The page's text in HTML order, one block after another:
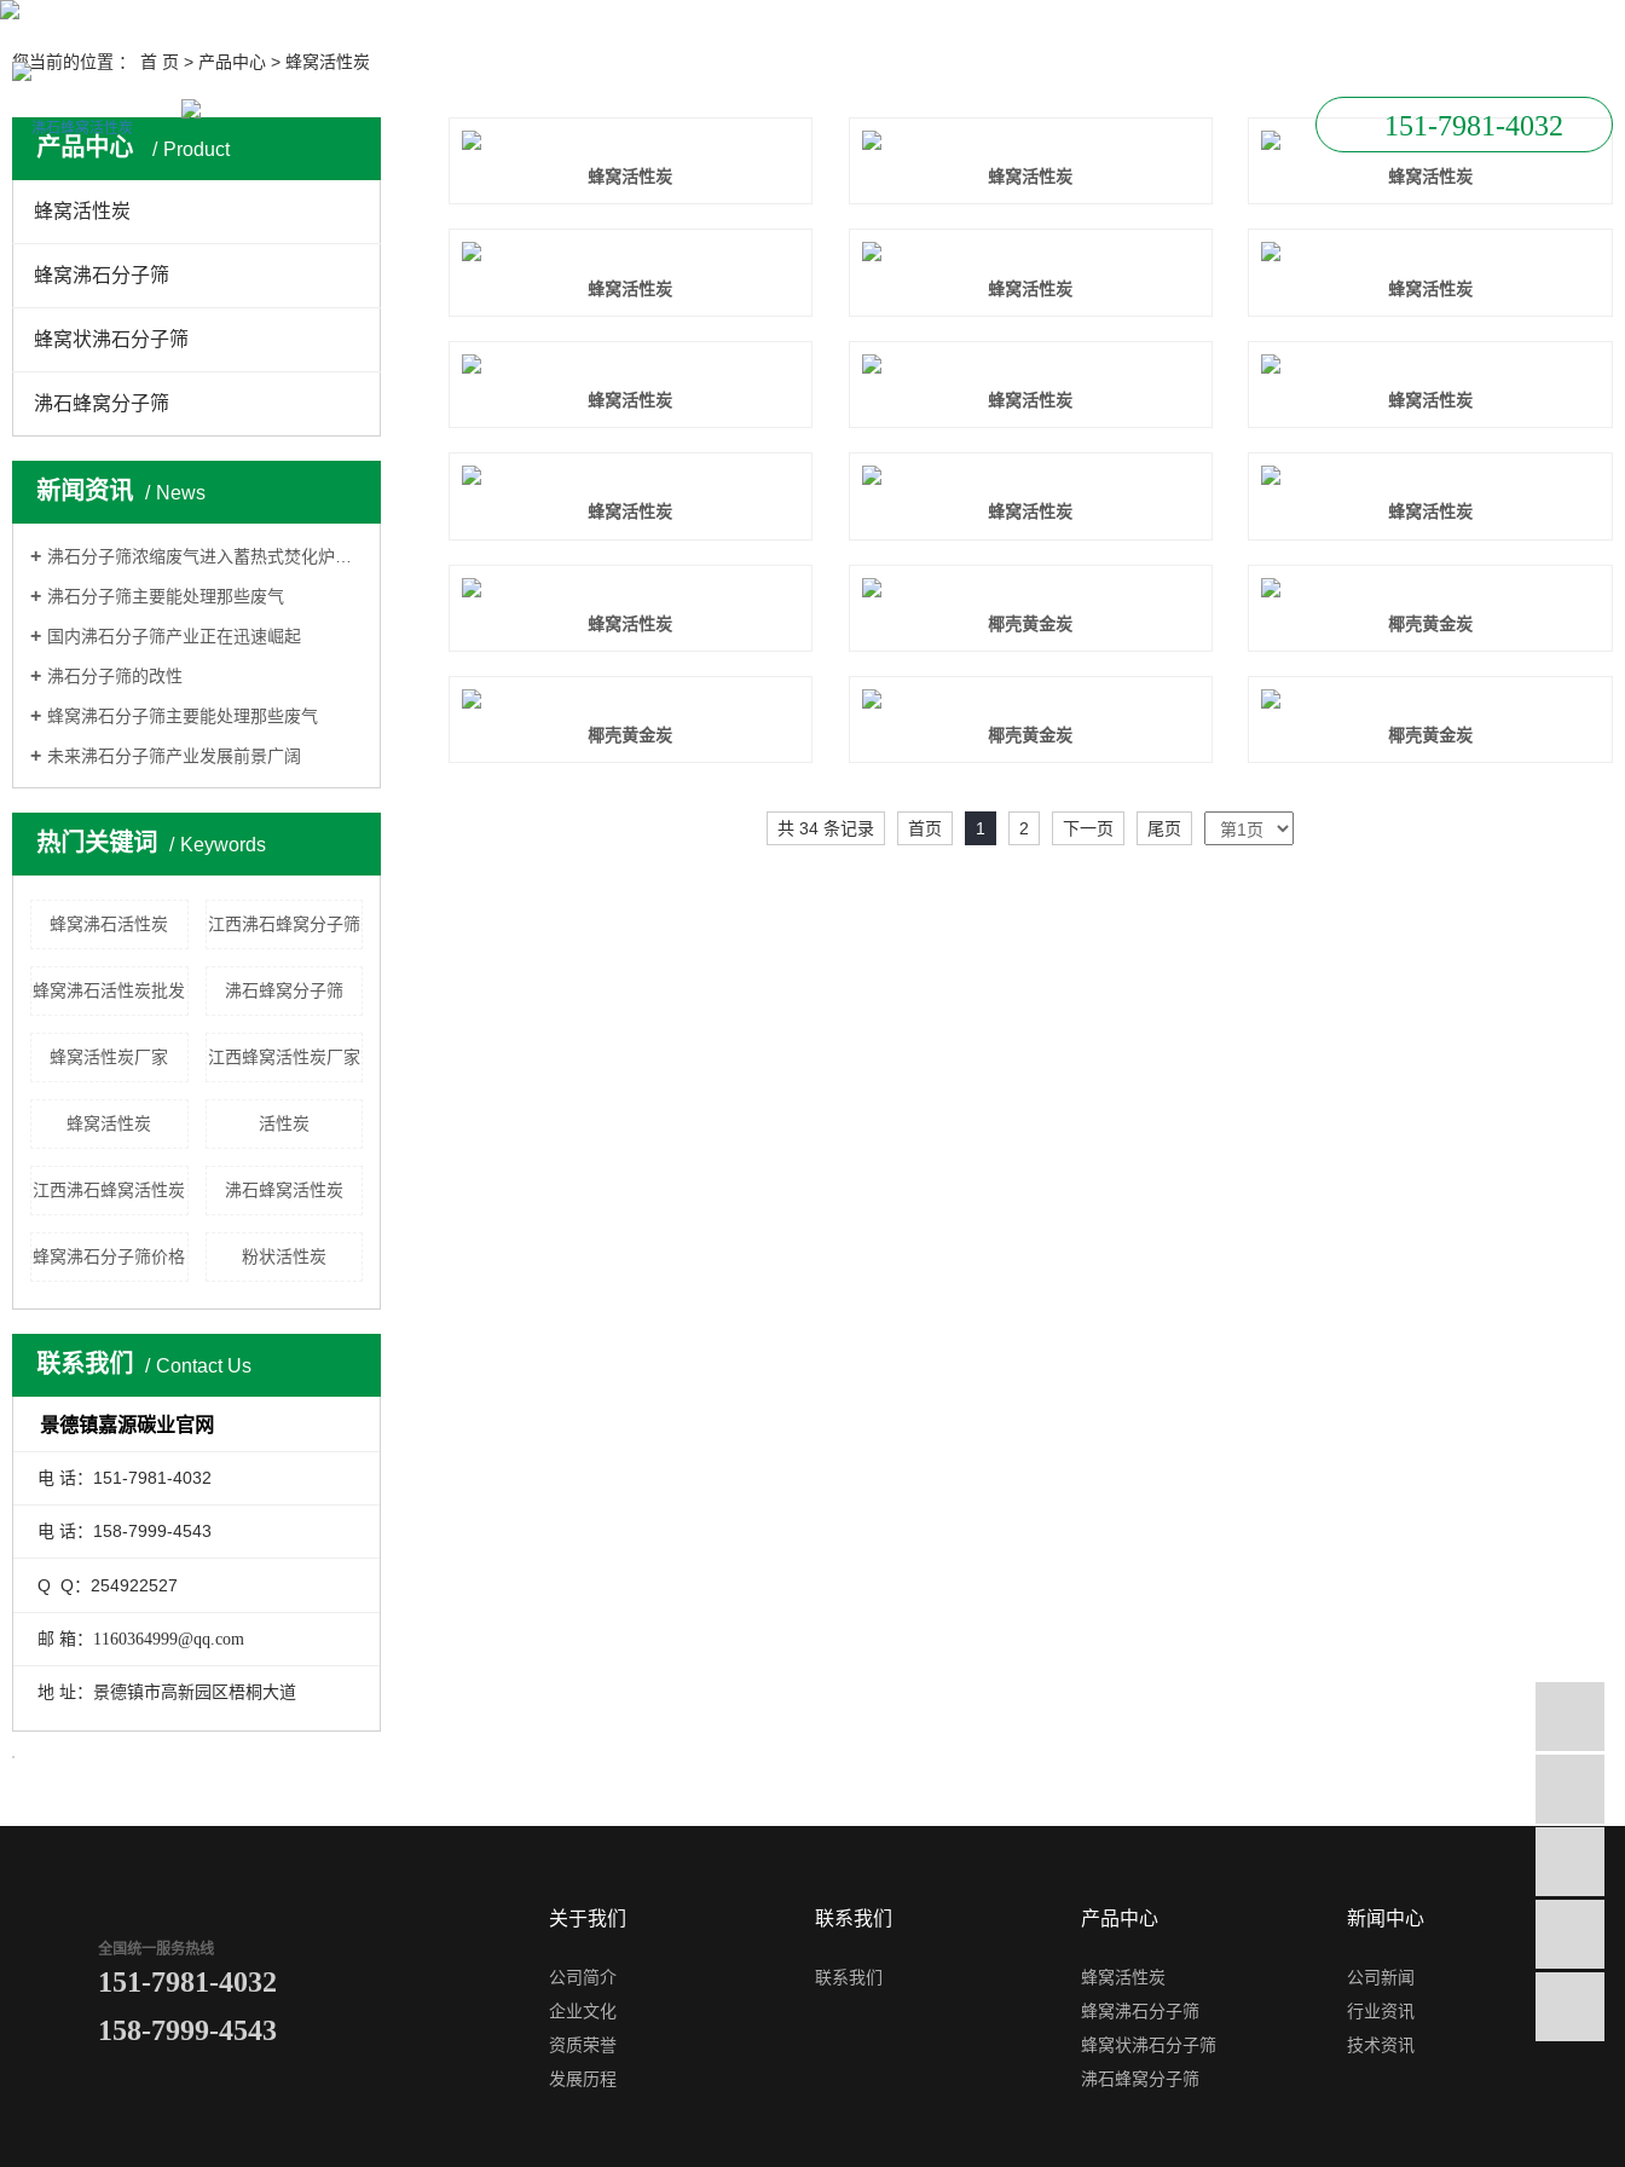
151-7981-4032
您当前的位置 ： 首 页 > 产品中心 > 蜂窝活性炭
产品中心 Product
蜂窝活性炭
蜂窝沸石分子筛
蜂窝状沸石分子筛
沸石蜂窝分子筛
新闻资讯 News
沸石分子筛浓缩废气进入蓄热式焚化炉处理
沸石分子筛主要能处理那些废气
国内沸石分子筛产业正在迅速崛起
沸石分子筛的改性
蜂窝沸石分子筛主要能处理那些废气
未来沸石分子筛产业发展前景广阔
热门关键词 Keywords
蜂窝沸石活性炭 江西沸石蜂窝分子筛
蜂窝沸石活性炭批发 沸石蜂窝分子筛
蜂窝活性炭厂家 江西蜂窝活性炭厂家
蜂窝活性炭 活性炭
江西沸石蜂窝活性炭 沸石蜂窝活性炭
蜂窝沸石分子筛价格 粉状活性炭
联系我们 Contact Us
景德镇嘉源碳业官网
电 话：151-7981-4032
电 话：158-7999-4543
Q Q：254922527
邮 箱： 1160364999@qq.com
地 址： 景德镇市高新园区梧桐大道
蜂窝活性炭 蜂窝活性炭 蜂窝活性炭
蜂窝活性炭 蜂窝活性炭 蜂窝活性炭
蜂窝活性炭 蜂窝活性炭 蜂窝活性炭
蜂窝活性炭 蜂窝活性炭 蜂窝活性炭
蜂窝活性炭 椰壳黄金炭 椰壳黄金炭
椰壳黄金炭 椰壳黄金炭 椰壳黄金炭
共 34 条记录 首页 1 2 下一页 尾页
全国统一服务热线
151-7981-4032
158-7999-4543
关于我们
公司简介
企业文化
资质荣誉
发展历程
联系我们
联系我们
产品中心
蜂窝活性炭
蜂窝沸石分子筛
蜂窝状沸石分子筛
沸石蜂窝分子筛
新闻中心
公司新闻
行业资讯
技术资讯